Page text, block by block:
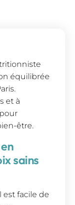
équilibrée
et à
être.
sains
est facile de